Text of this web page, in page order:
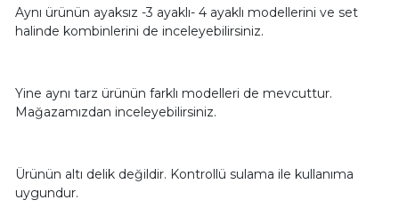
Aynı ürünün ayaksız -3 ayaklı- 4 ayaklı modellerini ve set
halinde kombinlerini de inceleyebilirsiniz.
Yine aynı tarz ürünün farklı modelleri de mevcuttur.
Mağazamızdan inceleyebilirsiniz.
Ürünün altı delik değildir. Kontrollü sulama ile kullanıma
uygundur.